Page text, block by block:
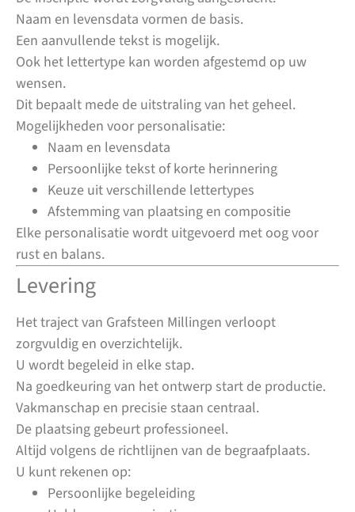
Naam en levensdata vormen de basis.
Een aanvullende tekst is mogelijk.
Ook het lettertype kan worden afgestemd op uw
wensen.
Dit bepaalt mede de uitstraling van het geheel.
Mogelijkheden voor personalisatie:
Naam en levensdata
Persoonlijke tekst of korte herinnering
Keuze uit verschillende lettertypes
Afstemming van plaatsing en compositie
Elke personalisatie wordt uitgevoerd met oog voor
rust en balans.
Levering
Het traject van Grafsteen Millingen verloopt
zorgvuldig en overzichtelijk.
U wordt begeleid in elke stap.
Na goedkeuring van het ontwerp start de productie.
Vakmanschap en precisie staan centraal.
De plaatsing gebeurt professioneel.
Altijd volgens de richtlijnen van de begraafplaats.
U kunt rekenen op:
Persoonlijke begeleiding